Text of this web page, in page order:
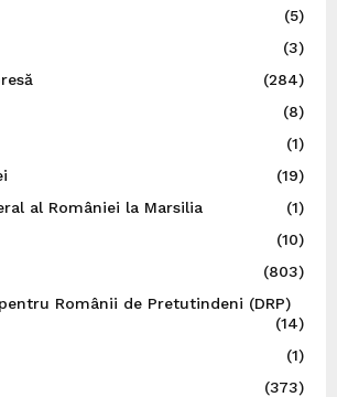
(5)
(3)
(284)
(8)
(1)
(19)
al României la Marsilia
(1)
(10)
(803)
Românii de Pretutindeni (DRP)
(14)
(1)
(373)